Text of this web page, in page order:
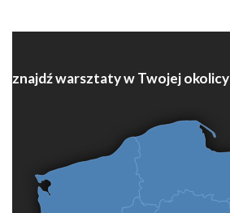
znajdź warsztaty w Twojej okolicy